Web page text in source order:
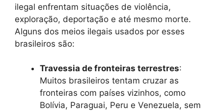
ilegal enfrentam situações de violência,
exploração, deportação e até mesmo morte.
Alguns dos meios ilegais usados por esses
brasileiros são:
Travessia de fronteiras terrestres:
Muitos brasileiros tentam cruzar as
fronteiras com países vizinhos, como
Bolívia, Paraguai, Peru e Venezuela, sem